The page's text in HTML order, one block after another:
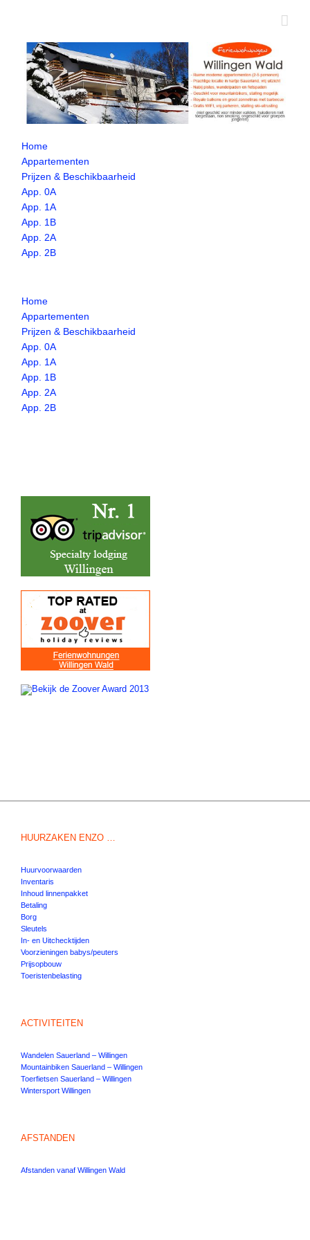
Home
Appartementen
Prijzen & Beschikbaarheid
App. 0A
App. 1A
App. 1B
App. 2A
App. 2B
Home
Appartementen
Prijzen & Beschikbaarheid
App. 0A
App. 1A
App. 1B
App. 2A
App. 2B
HUURZAKEN ENZO …
Huurvoorwaarden
Inventaris
Inhoud linnenpakket
Betaling
Borg
Sleutels
In- en Uitchecktijden
Voorzieningen babys/peuters
Prijsopbouw
Toeristenbelasting
ACTIVITEITEN
Wandelen Sauerland – Willingen
Mountainbiken Sauerland – Willingen
Toerfietsen Sauerland – Willingen
Wintersport Willingen
AFSTANDEN
Afstanden vanaf Willingen Wald